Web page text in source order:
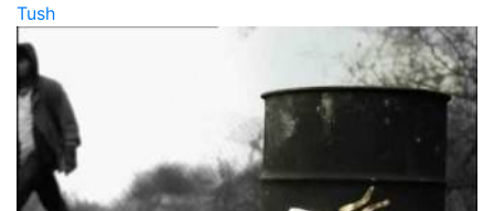
Tush